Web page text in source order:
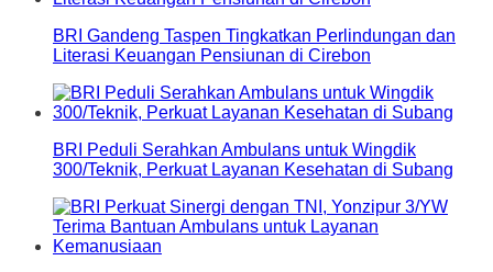
BRI Gandeng Taspen Tingkatkan Perlindungan dan
Literasi Keuangan Pensiunan di Cirebon
BRI Peduli Serahkan Ambulans untuk Wingdik
300/Teknik, Perkuat Layanan Kesehatan di Subang